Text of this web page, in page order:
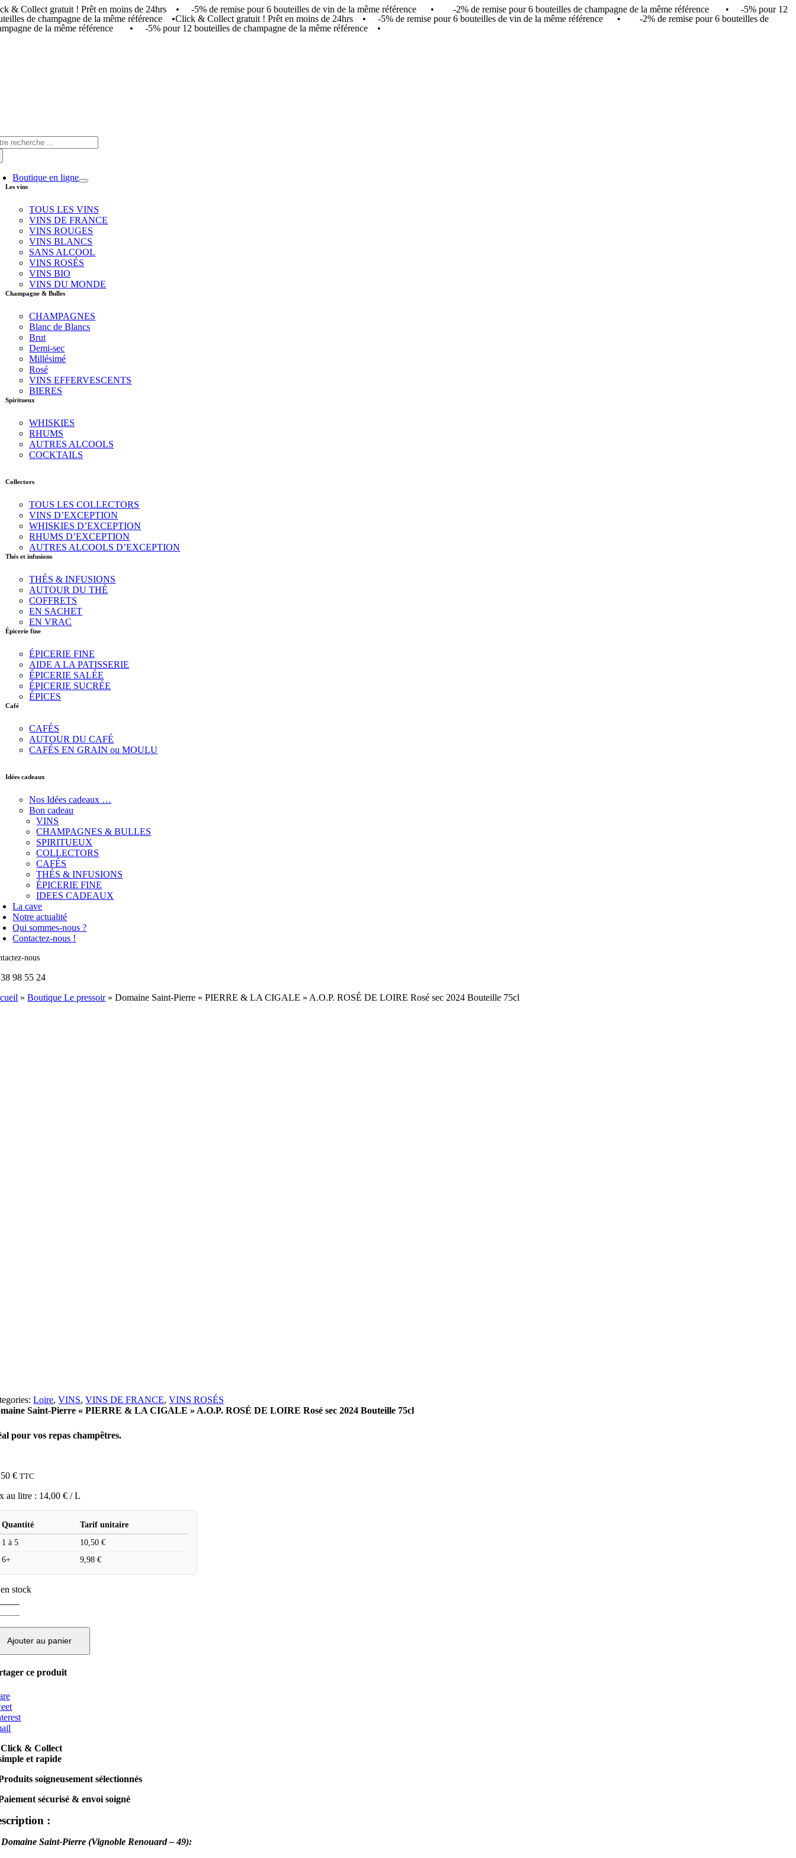
Skip
to
content
& Collect gratuit ! Prêt en moins de 24hrs • -5% de remise pour 6 bouteilles de vin de la même référence • -2% de remise pour 6 bouteilles de champagne de la même référence • -5% pour 12
de champagne de la même référence •Click & Collect gratuit ! Prêt en moins de 24hrs • -5% de remise pour 6 bouteilles de vin de la même référence • -2% de remise pour 6 bouteilles de
de la même référence • -5% pour 12 bouteilles de champagne de la même référence •
Boutique en ligne
Les vins
TOUS LES VINS
VINS DE FRANCE
VINS ROUGES
VINS BLANCS
SANS ALCOOL
VINS ROSÉS
VINS BIO
VINS DU MONDE
Champagne & Bulles
CHAMPAGNES
Blanc de Blancs
Brut
Demi-sec
Millésimé
Rosé
VINS EFFERVESCENTS
BIERES
Spiritueux
WHISKIES
RHUMS
AUTRES ALCOOLS
COCKTAILS
Collectors
TOUS LES COLLECTORS
VINS D’EXCEPTION
WHISKIES D’EXCEPTION
RHUMS D’EXCEPTION
AUTRES ALCOOLS D’EXCEPTION
Thés et infusions
THÉS & INFUSIONS
AUTOUR DU THÉ
COFFRETS
EN SACHET
EN VRAC
Épicerie fine
ÉPICERIE FINE
AIDE A LA PATISSERIE
ÉPICERIE SALÉE
ÉPICERIE SUCRÉE
ÉPICES
Café
CAFÉS
AUTOUR DU CAFÉ
CAFÉS EN GRAIN ou MOULU
Idées cadeaux
Nos Idées cadeaux …
Bon cadeau
VINS
CHAMPAGNES & BULLES
SPIRITUEUX
COLLECTORS
CAFÉS
THÉS & INFUSIONS
ÉPICERIE FINE
IDEES CADEAUX
La cave
Notre actualité
Qui sommes-nous ?
Contactez-nous !
nous
98 55 24
»Boutique Le pressoir»Domaine Saint-Pierre « PIERRE & LA CIGALE » A.O.P. ROSÉ DE LOIRE Rosé sec 2024 Bouteille 75cl
Loire,VINS,VINS DE FRANCE,VINS ROSÉS
Saint-Pierre « PIERRE & LA CIGALE » A.O.P. ROSÉ DE LOIRE Rosé sec 2024 Bouteille 75cl
pour vos repas champêtres.
€ TTC
au litre : 14,00€ / L
Quantité
Tarif unitaire
1 à 5
10,50€
6+
9,98€
stock
Ajouter au panier
ce produit
Click & Collect
et rapide
soigneusement sélectionnés
sécurisé & envoi soigné
:
Saint-Pierre (Vignoble Renouard – 49):